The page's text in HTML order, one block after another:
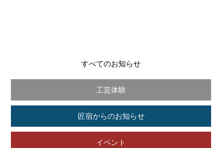
すべてのお知らせ
工芸体験
匠宿からのお知らせ
イベント